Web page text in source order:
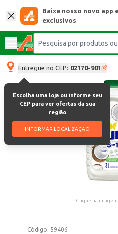
Baixe nosso novo app
exclusivos
Entregue no CEP: 02170-901
Escolha uma loja ou informe seu
CEP para ver ofertas da sua
região
INFORMAR LOCALIZAÇÃO
Clique na
Código: 59406